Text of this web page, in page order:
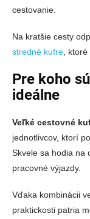
cestovanie.
Na kratšie cesty
stredné kufre ,
Pre koho
ideálne
Veľké cestovné
jednotlivcov, ktorí
Skvele sa hodia na
pracovné výjazdy.
Vďaka kombinácii
praktickosti patria